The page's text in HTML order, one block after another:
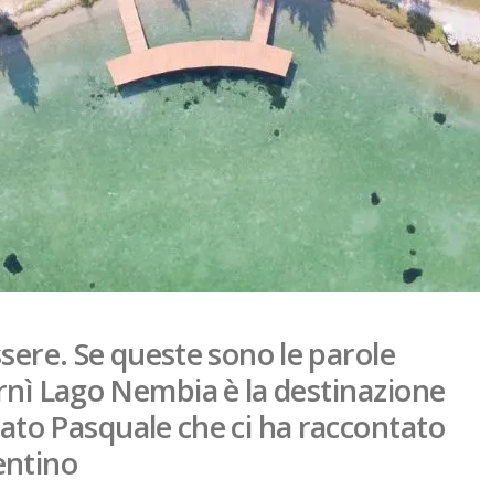
Se queste sono le parole
Lago Nembia è la destinazione
Pasquale che ci ha raccontato